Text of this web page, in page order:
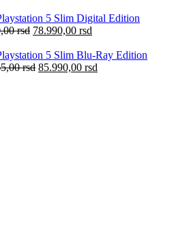
5 Slim Digital Edition
rsd 78.990,00 rsd
5 Slim Blu-Ray Edition
rsd 85.990,00 rsd